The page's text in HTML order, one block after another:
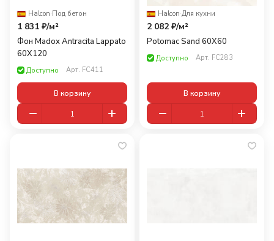
Halcon·Под бетон
1 831 ₽/м²
Фон Madox Antracita Lappato
60X120
Доступно Арт. FC411
В корзину
Halcon·Для кухни
2 082 ₽/м²
Potomac Sand 60X60
Доступно Арт. FC283
В корзину